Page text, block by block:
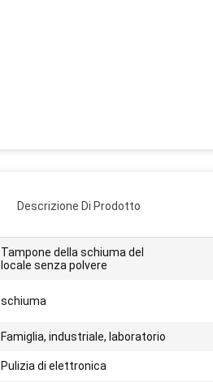
Descrizione Di Prodotto
Tampone della schiuma del
locale senza polvere
schiuma
Famiglia, industriale, laboratorio
Pulizia di elettronica